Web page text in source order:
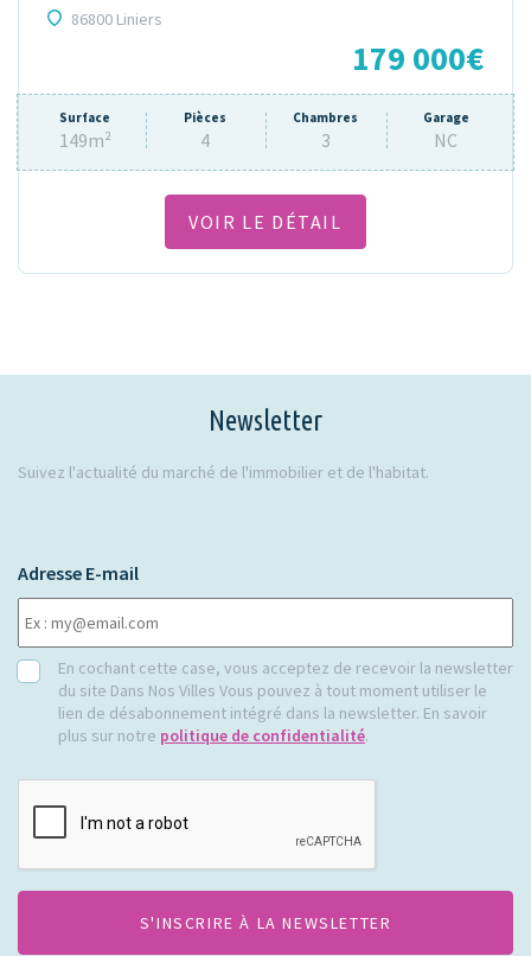
86800 Liniers
179 000€
Surface
149m²
Pièces
4
Chambres
3
Garage
NC
VOIR LE DÉTAIL
Newsletter
Suivez l'actualité du marché de l'immobilier et de l'habitat.
Adresse E-mail
RGPDEn cochant cette case, vous acceptez de recevoir la newsletter
du site Dans Nos Villes Vous pouvez à tout moment utiliser le
lien de désabonnement intégré dans la newsletter. En savoir
plus sur notre politique de confidentialité.
CAPTCHA